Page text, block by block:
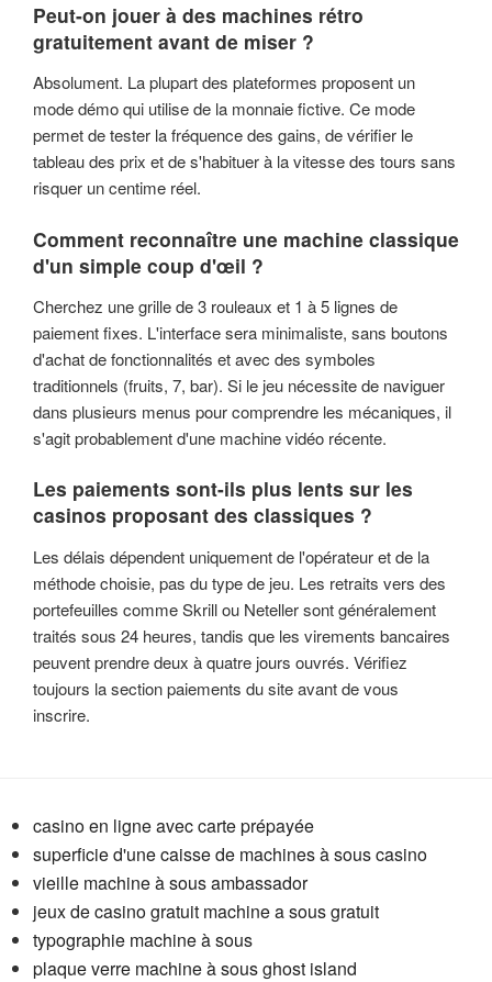
Peut-on jouer à des machines rétro
gratuitement avant de miser ?
Absolument. La plupart des plateformes proposent un
mode démo qui utilise de la monnaie fictive. Ce mode
permet de tester la fréquence des gains, de vérifier le
tableau des prix et de s'habituer à la vitesse des tours sans
risquer un centime réel.
Comment reconnaître une machine classique
d'un simple coup d'œil ?
Cherchez une grille de 3 rouleaux et 1 à 5 lignes de
paiement fixes. L'interface sera minimaliste, sans boutons
d'achat de fonctionnalités et avec des symboles
traditionnels (fruits, 7, bar). Si le jeu nécessite de naviguer
dans plusieurs menus pour comprendre les mécaniques, il
s'agit probablement d'une machine vidéo récente.
Les paiements sont-ils plus lents sur les
casinos proposant des classiques ?
Les délais dépendent uniquement de l'opérateur et de la
méthode choisie, pas du type de jeu. Les retraits vers des
portefeuilles comme Skrill ou Neteller sont généralement
traités sous 24 heures, tandis que les virements bancaires
peuvent prendre deux à quatre jours ouvrés. Vérifiez
toujours la section paiements du site avant de vous
inscrire.
casino en ligne avec carte prépayée
superficie d'une caisse de machines à sous casino
vieille machine à sous ambassador
jeux de casino gratuit machine a sous gratuit
typographie machine à sous
plaque verre machine à sous ghost island